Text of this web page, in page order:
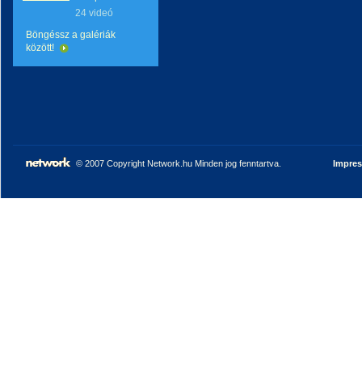
24 videó
Böngéssz a galériák
között!
© 2007 Copyright Network.hu Minden jog fenntartva.